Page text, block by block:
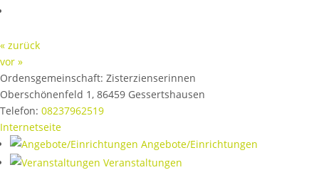
« zurück
vor »
Ordensgemeinschaft: Zisterzienserinnen
Oberschönenfeld 1, 86459 Gessertshausen
Telefon: 08237962519
Internetseite
Angebote/Einrichtungen
Veranstaltungen